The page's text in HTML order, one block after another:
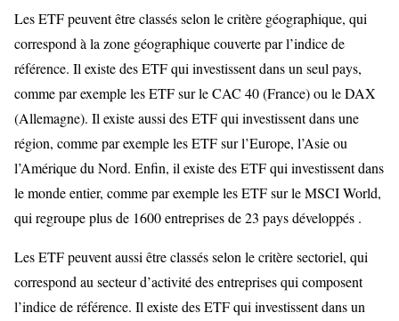
Les ETF peuvent être classés selon le critère géographique, qui
correspond à la zone géographique couverte par l’indice de
référence. Il existe des ETF qui investissent dans un seul pays,
comme par exemple les ETF sur le CAC 40 (France) ou le DAX
(Allemagne). Il existe aussi des ETF qui investissent dans une
région, comme par exemple les ETF sur l’Europe, l’Asie ou
l’Amérique du Nord. Enfin, il existe des ETF qui investissent dans
le monde entier, comme par exemple les ETF sur le MSCI World,
qui regroupe plus de 1600 entreprises de 23 pays développés .
Les ETF peuvent aussi être classés selon le critère sectoriel, qui
correspond au secteur d’activité des entreprises qui composent
l’indice de référence. Il existe des ETF qui investissent dans un